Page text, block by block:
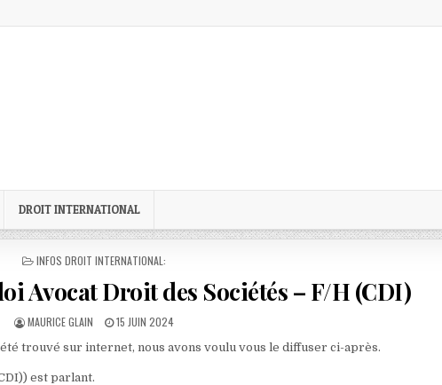
DROIT INTERNATIONAL
POSTED
INFOS DROIT INTERNATIONAL:
Avocat Droit des Sociétés – F/H (CDI)
AUTHOR:
MAURICE GLAIN
PUBLISHED
15 JUIN 2024
trouvé sur internet, nous avons voulu vous le diffuser ci-après.
est parlant.